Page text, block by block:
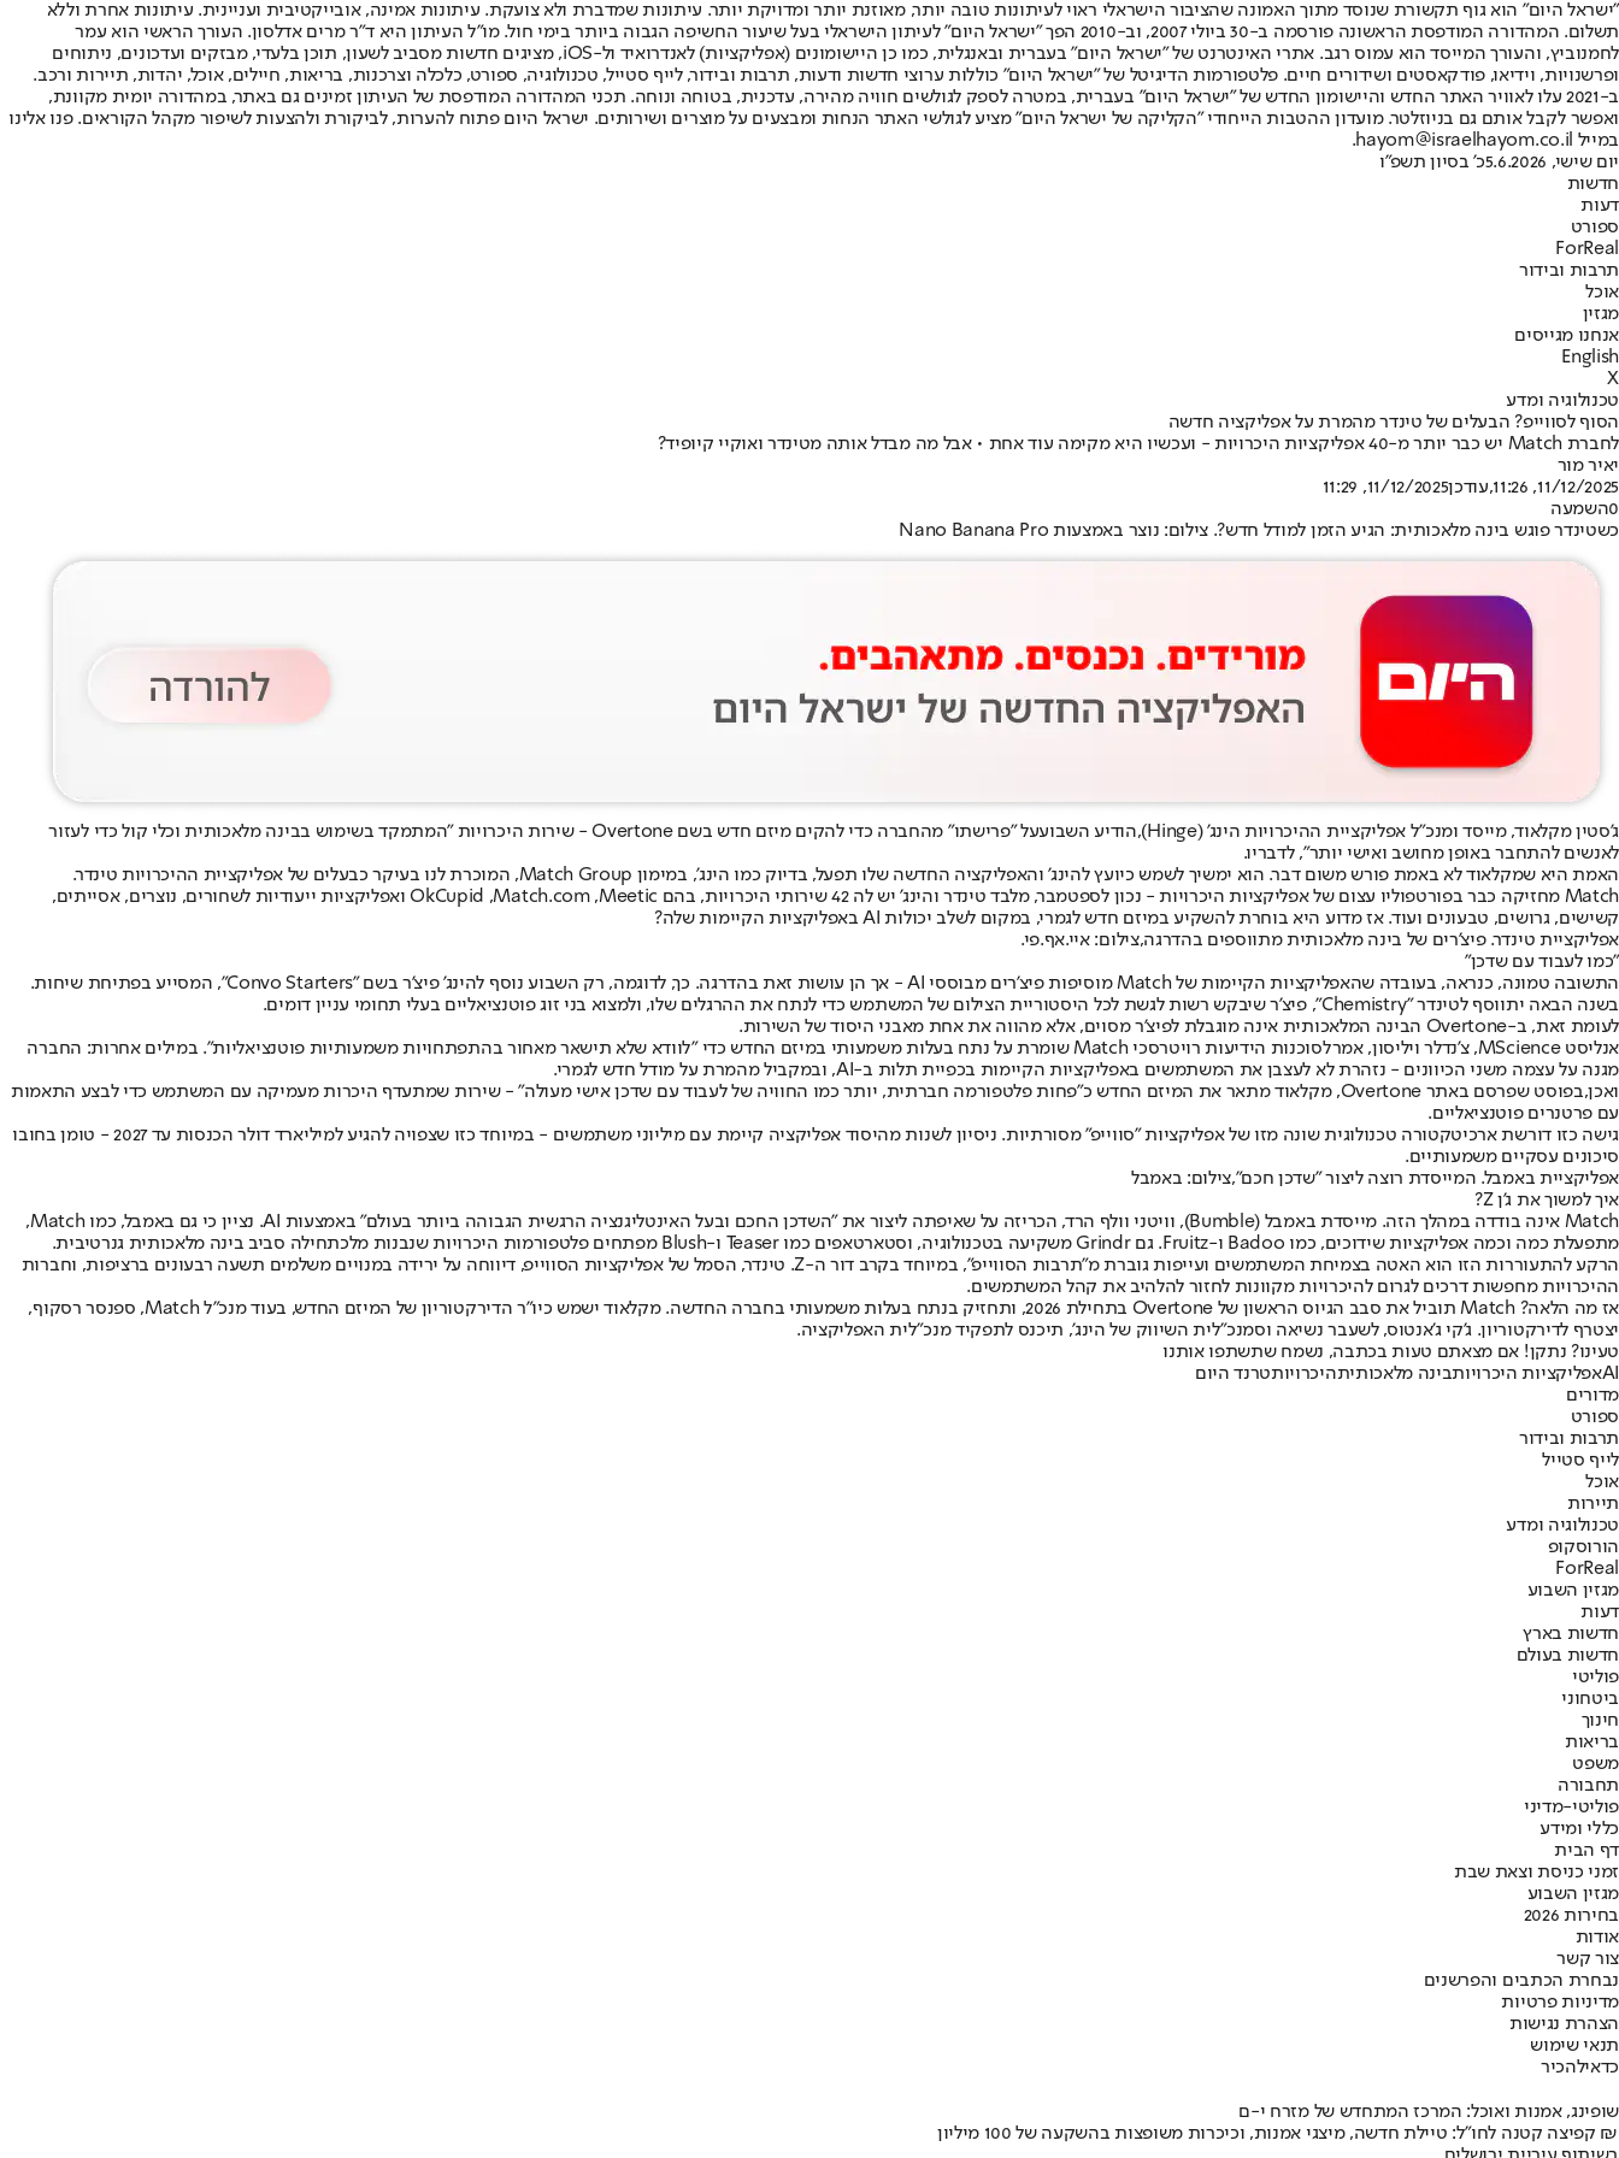
"ישראל היום" הוא גוף תקשורת שנוסד מתוך האמונה שהציבור הישראלי ראוי לעיתונות טובה יותר, מאוזנת יותר ומדויקת יותר. עיתונות שמדברת ולא צועקת. עיתונות אמינה, אובייקטיבית ועניינית. עיתונות אחרת וללא
תשלום. המהדורה המודפסת הראשונה פורסמה ב-30 ביולי 2007, וב-2010 הפך "ישראל היום" לעיתון הישראלי בעל שיעור החשיפה הגבוה ביותר בימי חול. מו"ל העיתון היא ד"ר מרים אדלסון. העורך הראשי הוא עמר
לחמנוביץ, והעורך המייסד הוא עמוס רגב. אתרי האינטרנט של "ישראל היום" בעברית ובאנגלית, כמו כן היישומונים (אפליקציות) לאנדרואיד ול-iOS, מציגים חדשות מסביב לשעון, תוכן בלעדי, מבזקים ועדכונים, ניתוחים
ופרשנויות, וידיאו, פודקאסטים ושידורים חיים. פלטפורמות הדיגיטל של "ישראל היום" כוללות ערוצי חדשות ודעות, תרבות ובידור, לייף סטייל, טכנולוגיה, ספורט, כלכלה וצרכנות, בריאות, חיילים, אוכל, יהדות, תיירות ורכב.
ב-2021 עלו לאוויר האתר החדש והיישומון החדש של "ישראל היום" בעברית, במטרה לספק לגולשים חוויה מהירה, עדכנית, בטוחה ונוחה. תכני המהדורה המודפסת של העיתון זמינים גם באתר, במהדורה יומית מקוונת,
ואפשר לקבל אותם גם בניוזלטר. מועדון ההטבות הייחודי "הקליקה של ישראל היום" מציע לגולשי האתר הנחות ומבצעים על מוצרים ושירותים. ישראל היום פתוח להערות, לביקורת ולהצעות לשיפור מקהל הקוראים. פנו אלינו
במייל hayom@israelhayom.co.il.
יום שישי, 5.6.2026
כ' בסיון תשפ"ו
חדשות
דעות
ספורט
ForReal
תרבות ובידור
אוכל
מגזין
אנחנו מגייסים
English
X
טכנולוגיה ומדע
הסוף לסווייפ? הבעלים של טינדר מהמרת על אפליקציה חדשה
לחברת Match יש כבר יותר מ-40 אפליקציות היכרויות - ועכשיו היא מקימה עוד אחת • אבל מה מבדל אותה מטינדר ואוקיי קיופיד?
יאיר מור
11/12/2025, 11:26
,עודכן11/12/2025, 11:29
0השמעה
כשטינדר פוגש בינה מלאכותית: הגיע הזמן למודל חדש?. צילום: נוצר באמצעות Nano Banana Pro
ג'סטין מקלאוד, מייסד ומנכ"ל אפליקציית ההיכרויות הינג' (Hinge), הודיע השבוע
על "פרישתו" מהחברה כדי להקים מיזם חדש בשם Overtone - שירות היכרויות "המתמקד בשימוש בבינה מלאכותית וכלי קול כדי לעזור
לאנשים להתחבר באופן מחושב ואישי יותר", לדבריו.
האמת היא שמקלאוד לא באמת פורש משום דבר. הוא ימשיך לשמש כיועץ להינג' והאפליקציה החדשה שלו תפעל, בדיוק כמו הינג', במימון Match Group, המוכרת לנו בעיקר כבעלים של אפליקציית ההיכרויות טינדר.
Match מחזיקה כבר בפורטפוליו עצום של אפליקציות היכרויות - נכון לספטמבר, מלבד טינדר והינג' יש לה 42 שירותי היכרויות, בהם OkCupid ,Match.com ,Meetic ואפליקציות ייעודיות לשחורים, נוצרים, אסייתים,
קשישים, גרושים, טבעונים ועוד. אז מדוע היא בוחרת להשקיע במיזם חדש לגמרי, במקום לשלב יכולות AI באפליקציות הקיימות שלה?
אפליקציית טינדר. פיצ'רים של בינה מלאכותית מתווספים בהדרגה,צילום: איי.אף.פי.
"כמו לעבוד עם שדכן"
התשובה טמונה, כנראה, בעובדה שהאפליקציות הקיימות של Match מוסיפות פיצ'רים מבוססי AI - אך הן עושות זאת בהדרגה. כך, לדוגמה, רק השבוע נוסף להינג' פיצ'ר בשם "Convo Starters", המסייע בפתיחת שיחות.
בשנה הבאה יתווסף לטינדר "Chemistry", פיצ'ר שיבקש רשות לגשת לכל היסטוריית הצילום של המשתמש כדי לנתח את ההרגלים שלו, ולמצוא בני זוג פוטנציאליים בעלי תחומי עניין דומים.
לעומת זאת, ב-Overtone הבינה המלאכותית אינה מוגבלת לפיצ'ר מסוים, אלא מהווה את אחת מאבני היסוד של השירות.
אנליסט MScience, צ'נדלר ויליסון, אמר
לסוכנות הידיעות רויטרס
כי Match שומרת על נתח בעלות משמעותי במיזם החדש כדי "לוודא שלא תישאר מאחור בהתפתחויות משמעותיות פוטנציאליות". במילים אחרות: החברה
מגנה על עצמה משני הכיוונים - נזהרת לא לעצבן את המשתמשים באפליקציות הקיימות בכפיית תלות ב-AI, ובמקביל מהמרת על מודל חדש לגמרי.
ואכן,בפוסט שפרסם באתר Overtone
, מקלאוד מתאר את המיזם החדש כ"פחות פלטפורמה חברתית, יותר כמו החוויה של לעבוד עם שדכן אישי מעולה" - שירות שמתעדף היכרות מעמיקה עם המשתמש כדי לבצע התאמות
עם פרטנרים פוטנציאליים.
גישה כזו דורשת ארכיטקטורה טכנולוגית שונה מזו של אפליקציות "סווייפ" מסורתיות. ניסיון לשנות מהיסוד אפליקציה קיימת עם מיליוני משתמשים - במיוחד כזו שצפויה להגיע למיליארד דולר הכנסות עד 2027 - טומן בחובו
סיכונים עסקיים משמעותיים.
אפליקציית באמבל. המייסדת רוצה ליצור "שדכן חכם",צילום: באמבל
איך למשוך את ג'ן Z?
Match אינה בודדה במהלך הזה. מייסדת באמבל (Bumble), וויטני וולף הרד, הכריזה על שאיפתה ליצור את "השדכן החכם ובעל האינטליגנציה הרגשית הגבוהה ביותר בעולם" באמצעות AI. נציין כי גם באמבל, כמו Match,
מתפעלת כמה וכמה אפליקציות שידוכים, כמו Badoo ו-Fruitz. גם Grindr משקיעה בטכנולוגיה, וסטארטאפים כמו Teaser ו-Blush מפתחים פלטפורמות היכרויות שנבנות מלכתחילה סביב בינה מלאכותית גנרטיבית.
הרקע להתעוררות הזו הוא האטה בצמיחת המשתמשים ועייפות גוברת מ"תרבות הסווייפ", במיוחד בקרב דור ה-Z. טינדר, הסמל של אפליקציות הסווייפ, דיווחה על ירידה במנויים משלמים תשעה רבעונים ברציפות, וחברות
ההיכרויות מחפשות דרכים לגרום להיכרויות מקוונות לחזור להלהיב את קהל המשתמשים.
אז מה הלאה? Match תוביל את סבב הגיוס הראשון של Overtone בתחילת 2026, ותחזיק בנתח בעלות משמעותי בחברה החדשה. מקלאוד ישמש כיו"ר הדירקטוריון של המיזם החדש, בעוד מנכ"ל Match, ספנסר רסקוף,
יצטרף לדירקטוריון. ג'קי ג'אנטוס, לשעבר נשיאה וסמנכ"לית השיווק של הינג', תיכנס לתפקיד מנכ"לית האפליקציה.
טעינו? נתקן! אם מצאתם טעות בכתבה, נשמח שתשתפו אותנו
AIאפליקציות היכרויותבינה מלאכותיתהיכרויותטרנד היום
מדורים
ספורט
תרבות ובידור
לייף סטייל
אוכל
תיירות
טכנולוגיה ומדע
הורוסקופ
ForReal
מגזין השבוע
דעות
חדשות בארץ
חדשות בעולם
פוליטי
ביטחוני
חינוך
בריאות
משפט
תחבורה
פוליטי-מדיני
כללי ומידע
דף הבית
זמני כניסת וצאת שבת
מגזין השבוע
בחירות 2026
אודות
צור קשר
נבחרת הכתבים והפרשנים
מדיניות פרטיות
הצהרת נגישות
תנאי שימוש
כדאילהכיר
שופינג, אמנות ואוכל: המרכז המתחדש של מזרח י-ם
קפיצה קטנה לחו"ל: טיילת חדשה, מיצגי אמנות, וכיכרות משופצות בהשקעה של 100 מיליון ₪